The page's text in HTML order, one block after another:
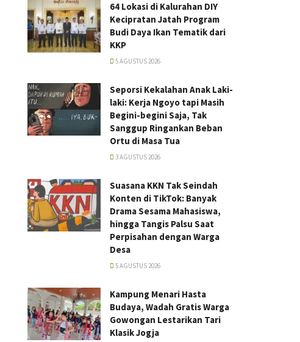
64 Lokasi di Kalurahan DIY
Kecipratan Jatah Program
Budi Daya Ikan Tematik dari
KKP
5 AGUSTUS 2026
Seporsi Kekalahan Anak Laki-
laki: Kerja Ngoyo tapi Masih
Begini-begini Saja, Tak
Sanggup Ringankan Beban
Ortu di Masa Tua
3 AGUSTUS 2026
Suasana KKN Tak Seindah
Konten di TikTok: Banyak
Drama Sesama Mahasiswa,
hingga Tangis Palsu Saat
Perpisahan dengan Warga
Desa
5 AGUSTUS 2026
Kampung Menari Hasta
Budaya, Wadah Gratis Warga
Gowongan Lestarikan Tari
Klasik Jogja